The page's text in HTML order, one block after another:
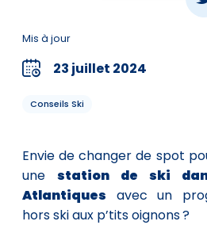
Mis à jour
23 juillet 2024
Conseils Ski
Envie de changer de spot
une station de ski
Atlantiques avec un
hors ski aux p’tits oignons ?